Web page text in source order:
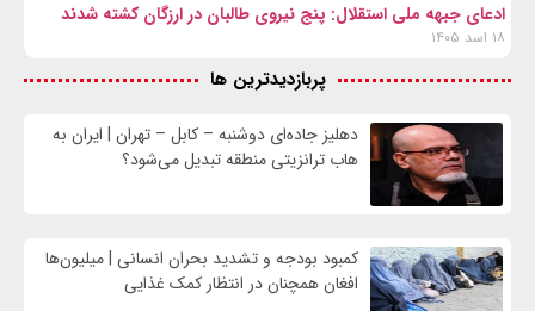
ادعای جبهه ملی استقلال: پنج نیروی طالبان در ارزگان کشته شدند
۱۸ اسد ۱۴۰۵
پربازدیدترین ها
دهلیز جاده‌ای دوشنبه – کابل – تهران | ایران به
هاب ترانزیتی منطقه تبدیل می‌شود؟
کمبود بودجه و تشدید بحران انسانی | میلیون‌ها
افغان همچنان در انتظار کمک غذایی